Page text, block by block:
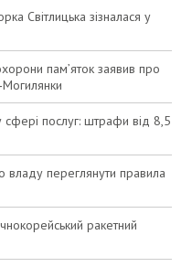
Світлицька зізналася у
пам’яток заявив про
сфері послуг: штрафи від 8,5
переглянути правила
ракетний